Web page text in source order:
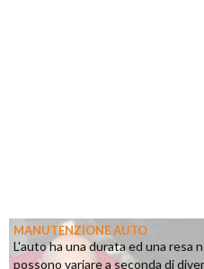
MANUTENZIONE AUTO
L'auto ha una durata ed una resa
possono variare a seconda di